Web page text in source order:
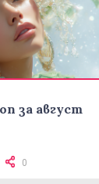
за август
0